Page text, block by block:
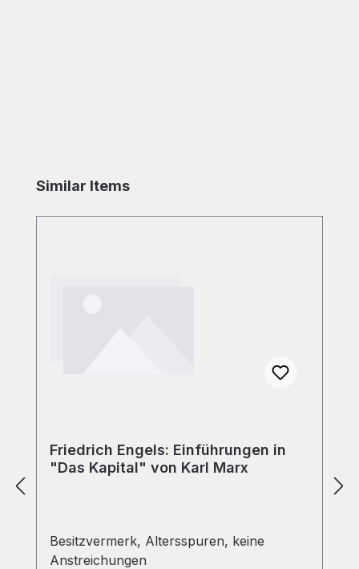
Skip product gallery
Similar Items
Friedrich Engels: Einführungen in
"Das Kapital" von Karl Marx
Besitzvermerk, Altersspuren, keine
Anstreichungen